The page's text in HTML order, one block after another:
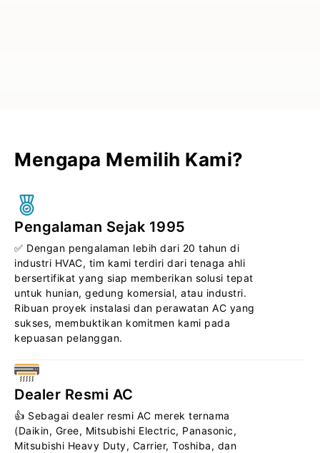
Mengapa Memilih Kami?
Pengalaman Sejak 1995
✅ Dengan pengalaman lebih dari 20 tahun di
industri HVAC, tim kami terdiri dari tenaga ahli
bersertifikat yang siap memberikan solusi tepat
untuk hunian, gedung komersial, atau industri.
Ribuan proyek instalasi dan perawatan AC yang
sukses, membuktikan komitmen kami pada
kepuasan pelanggan.
Dealer Resmi AC
👍 Sebagai dealer resmi AC merek ternama
(Daikin, Gree, Mitsubishi Electric, Panasonic,
Mitsubishi Heavy Duty, Carrier, Toshiba, dan